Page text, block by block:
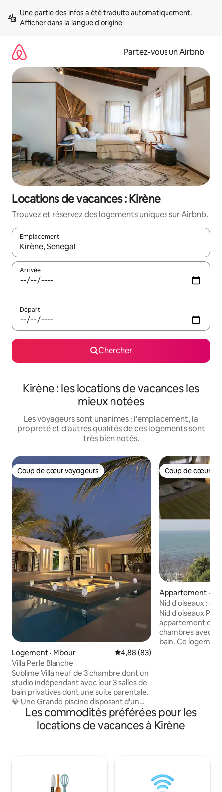
directement
Afficher dans la langue d'origine
Partez-vous un Airbnb
Locations de vacances : Kirène
Trouvez et réservez des logements uniques sur Airbnb.
Emplacement
Quand les résultats sont affichés, parcourez-les en utilisant
Arrivée
Départ
Chercher
Kirène : les locations de vacances les
mieux notées
Les voyageurs sont unanimes : l'emplacement, la
propreté et d'autres qualités de ces logements sont
très bien notés.
Coup de cœur voyageurs
Coup de cœur voyageurs
Logement · Mbour Note moyenne de 4,88 sur 5,
4,88 (83)
Villa Perle Blanche
Sublime Villa neuf de 3 chambre dont un
studio indépendant avec leur 3 salles de
bain privatives dont une suite parentale.
💎 Une Grande piscine disposant d'un
magnifique salon immergé, ainsi que des
beds et transats.Un grand séjour avec sa
cuisine US toute équipée.Villa
diagne,à Nguerigne, à 10 minute des
plages de Somone et 15 minute de Saly
Coup de cœur
Coup de cœur
Appartement ·
Nid d'oiseaux :
sur mer
Nid d'oiseaux
appartement
chambres avec
bain. Ce
voiture et la
à 700m.
lumineux et
Les commodités préférées pour les
locations de vacances à Kirène